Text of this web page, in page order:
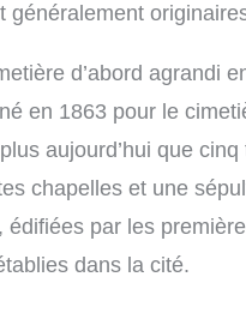
généralement
d’abord agrandi
en 1863 pour le
aujourd’hui que
chapelles et une
édifiées par les
dans la cité.